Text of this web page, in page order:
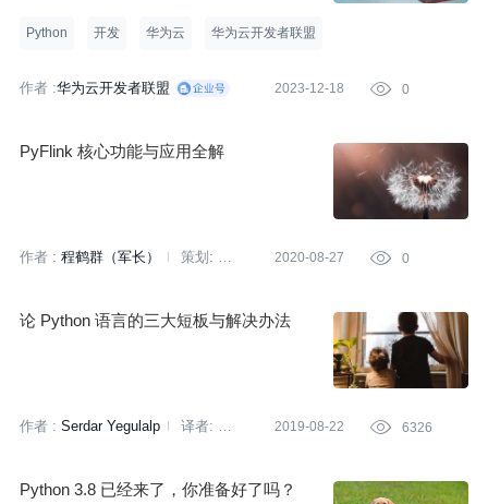
Python 开发 华为云 华为云开发者联盟
作者 :华为云开发者联盟 2023-12-18  0
PyFlink 核心功能与应用全解
作者 : 程鹤群（军长）
策划:
2020-08-27  0
论 Python 语言的三大短板与解决办法
作者 : Serdar Yegulalp
译者:
2019-08-22  6326
Python 3.8 已经来了，你准备好了吗？